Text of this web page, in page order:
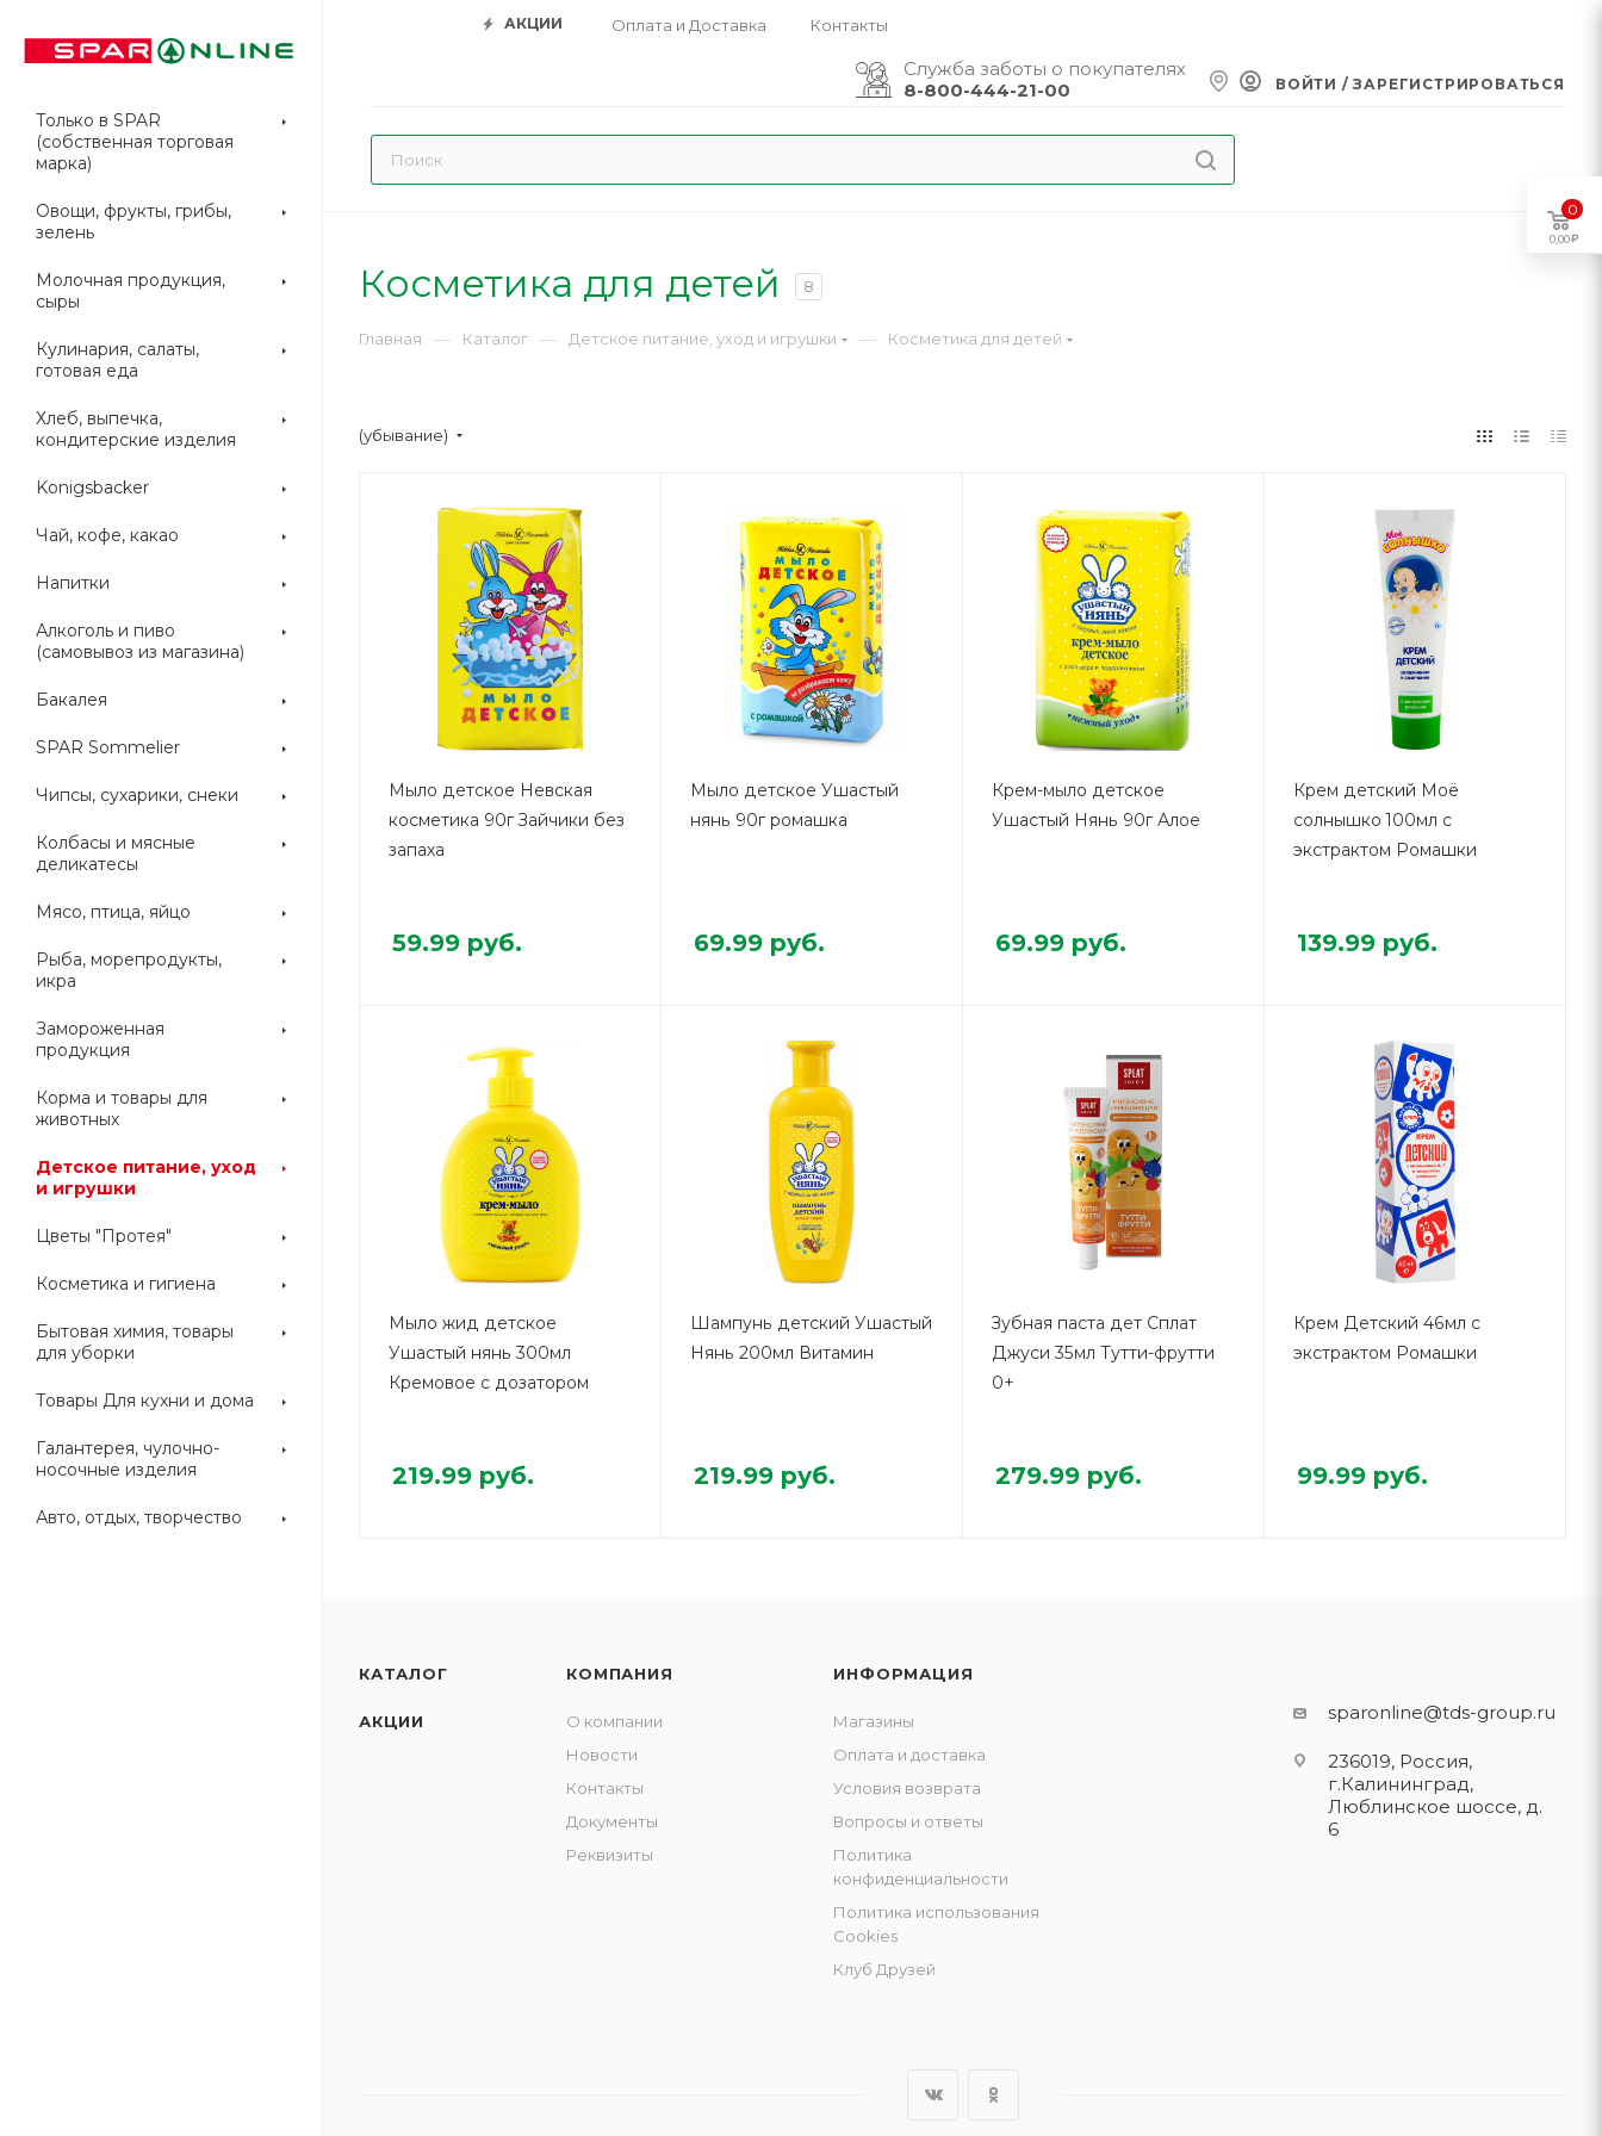
АКЦИИ Оплата и Доставка Контакты
Служба заботы о покупателях
8-800-444-21-00
ВОЙТИ / ЗАРЕГИСТРИРОВАТЬСЯ
Только в SPAR
(собственная торговая
марка)
Овощи, фрукты, грибы,
зелень
Молочная продукция,
сыры
Кулинария, салаты,
готовая еда
Хлеб, выпечка,
кондитерские изделия
Konigsbacker
Чай, кофе, какао
Напитки
Алкоголь и пиво
(самовывоз из магазина)
Бакалея
SPAR Sommelier
Чипсы, сухарики, снеки
Колбасы и мясные
деликатесы
Мясо, птица, яйцо
Рыба, морепродукты,
икра
Замороженная
продукция
Корма и товары для
животных
Детское питание, уход
и игрушки
Цветы "Протея"
Косметика и гигиена
Бытовая химия, товары
для уборки
Товары Для кухни и дома
Галантерея, чулочно-
носочные изделия
Авто, отдых, творчество
Косметика для детей 8
Главная — Каталог — Детское питание, уход и игрушки — Косметика для детей
(убывание)
Мыло детское Невская
косметика 90г Зайчики без
запаха
59.99 руб.
Мыло детское Ушастый
нянь 90г ромашка
69.99 руб.
Крем-мыло детское
Ушастый Нянь 90г Алое
69.99 руб.
Крем детский Моё
солнышко 100мл с
экстрактом Ромашки
139.99 руб.
Мыло жид детское
Ушастый нянь 300мл
Кремовое с дозатором
219.99 руб.
Шампунь детский Ушастый
Нянь 200мл Витамин
219.99 руб.
Зубная паста дет Сплат
Джуси 35мл Тутти-фрутти
0+
279.99 руб.
Крем Детский 46мл с
экстрактом Ромашки
99.99 руб.
КАТАЛОГ
АКЦИИ
КОМПАНИЯ
О компании
Новости
Контакты
Документы
Реквизиты
ИНФОРМАЦИЯ
Магазины
Оплата и доставка
Условия возврата
Вопросы и ответы
Политика
конфиденциальности
Политика использования
Cookies
Клуб Друзей
sparonline@tds-group.ru
236019, Россия,
г.Калининград,
Люблинское шоссе, д.
6
0
0,00